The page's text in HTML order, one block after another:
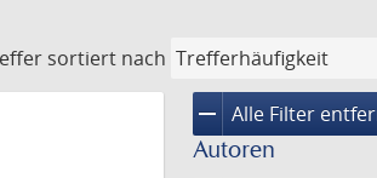
sortiert nach
remove Alle Filter
Autoren